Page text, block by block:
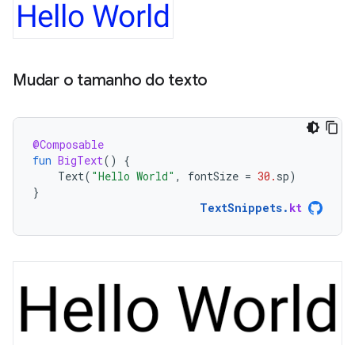
Mudar o tamanho do texto
@Composable
fun BigText()
{
Text( "Hello World" , fontSize = 30. sp)
}
TextSnippets. kt